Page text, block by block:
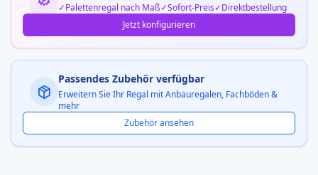
Palettenregal nach Maß Sofort-Preis
Direktbestellung
Jetzt konfigurieren
Passendes Zubehör verfügbar
Erweitern Sie Ihr Regal mit Anbauregalen, Fachböden &
mehr
Zubehör ansehen